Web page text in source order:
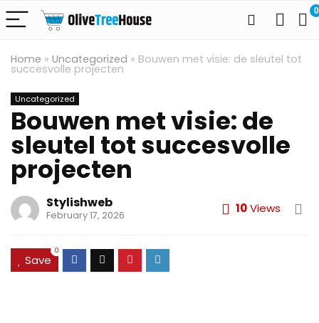
0
Home » Uncategorized » Bouwen met visie: de sleutel tot
succesvolle projecten
Uncategorized
Bouwen met visie: de
sleutel tot succesvolle
projecten
Stylishweb
February 17, 2026 10Views
Save
0